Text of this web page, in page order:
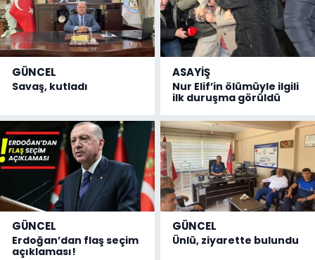
GÜNCEL
Savaş, kutladı
ASAYİŞ
Nur Elif’in ölümüyle ilgili
ilk duruşma görüldü
GÜNCEL
Erdoğan’dan flaş seçim
açıklaması!
GÜNCEL
Ünlü, ziyarette bulundu